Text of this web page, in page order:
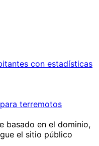
con estadísticas
terremotos
basado en el dominio,
el sitio público